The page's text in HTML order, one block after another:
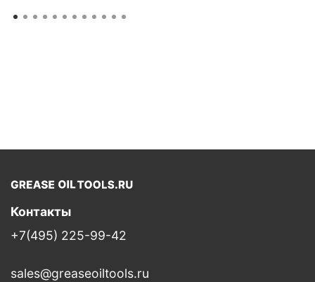
Контакты
+7(495) 225-99-42
sales@greaseoiltools.ru